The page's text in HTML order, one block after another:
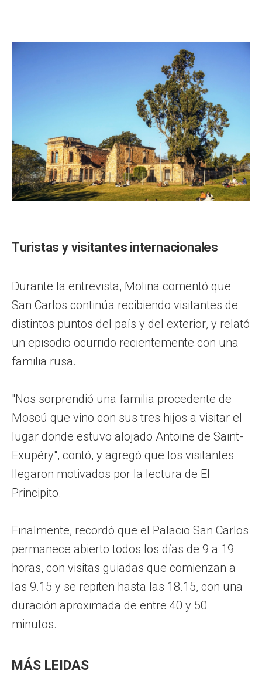
Turistas y visitantes internacionales
Durante la entrevista, Molina comentó que
San Carlos continúa recibiendo visitantes de
distintos puntos del país y del exterior, y relató
un episodio ocurrido recientemente con una
familia rusa.
"Nos sorprendió una familia procedente de
Moscú que vino con sus tres hijos a visitar el
lugar donde estuvo alojado Antoine de Saint-
Exupéry", contó, y agregó que los visitantes
llegaron motivados por la lectura de El
Principito.
Finalmente, recordó que el Palacio San Carlos
permanece abierto todos los días de 9 a 19
horas, con visitas guiadas que comienzan a
las 9.15 y se repiten hasta las 18.15, con una
duración aproximada de entre 40 y 50
minutos.
MÁS LEIDAS